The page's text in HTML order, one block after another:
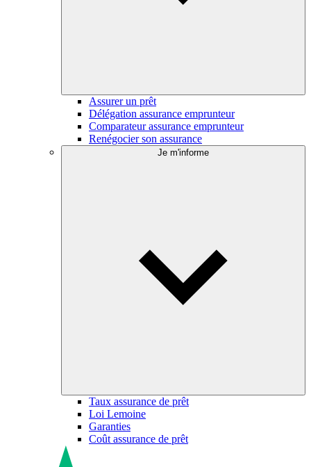
Assurer un prêt
Délégation assurance emprunteur
Comparateur assurance emprunteur
Renégocier son assurance
Je m'informe
Taux assurance de prêt
Loi Lemoine
Garanties
Coût assurance de prêt